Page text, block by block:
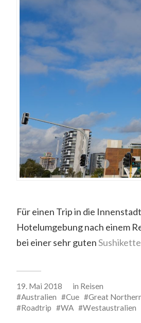
Für einen Trip in die
Hotelumgebung nach einem
bei einer sehr gutenSushikette
19. Mai 2018 in Reisen
Australien
Cue Great
Roadtrip
WA Westaustralien